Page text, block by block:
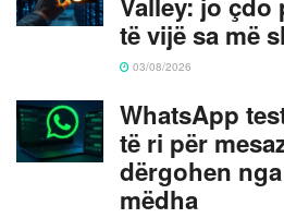
të vijë sa më
03/08/2026
WhatsApp
të ri për
dërgohen
mëdha